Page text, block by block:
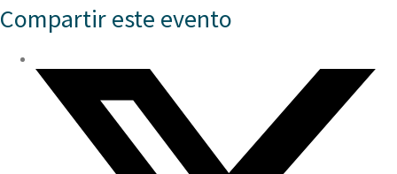
Compartir este evento